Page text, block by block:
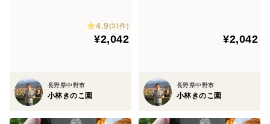
ですが、その美味しさや食感に多くのお客様から感動の
.:*゜..:。:.::.*゜:.。:..:*゜..:。:.:
4.9(31件)
¥2,042
長野県中野市
小林きのこ園
¥2,042
長野県中野市
小林きのこ園